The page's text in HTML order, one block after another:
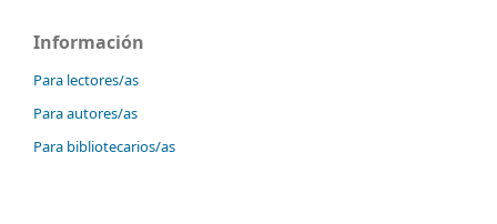
Información
Para lectores/as
Para autores/as
Para bibliotecarios/as